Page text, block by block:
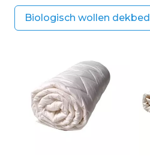
Biologisch wollen dekbed